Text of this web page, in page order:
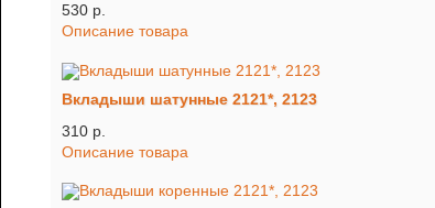
530 p.
Описание товара
Вкладыши шатунные 2121*, 2123
310 p.
Описание товара